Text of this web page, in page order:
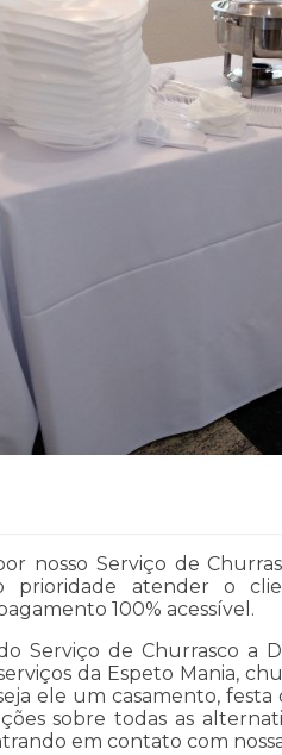
nosso Serviço de
prioridade atender o
100% acessível.
Serviço de Churrasco a
da Espeto Mania,
ele um casamento,
sobre todas as
em contato com